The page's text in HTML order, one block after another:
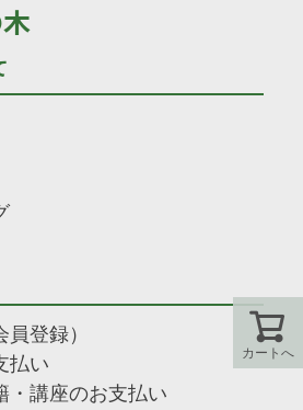
カートへ
登録）
払い
・講座のお支払い